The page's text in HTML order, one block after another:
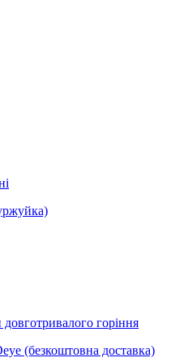
горіння
(безкоштовна доставка)